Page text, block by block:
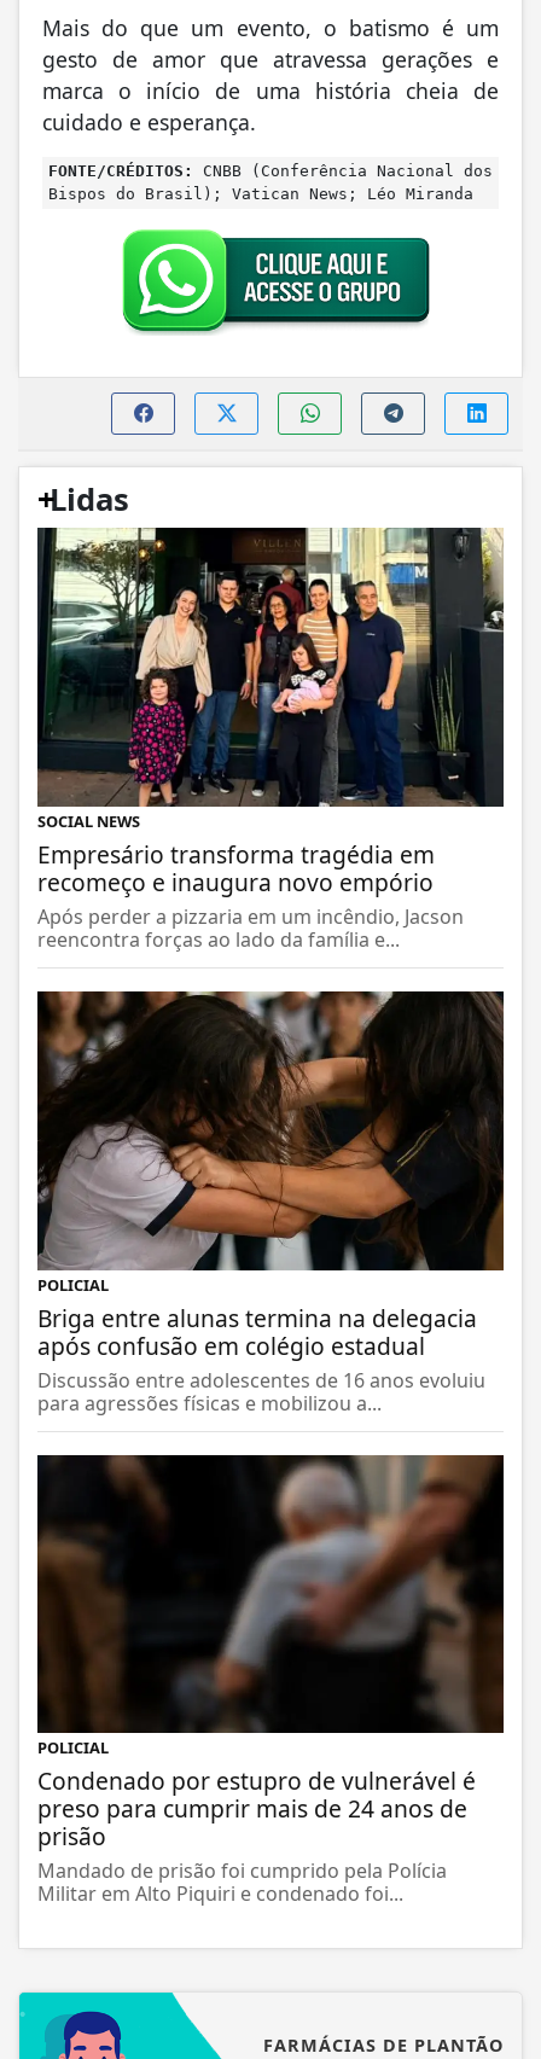
Mais do que um evento, o batismo é um
gesto de amor que atravessa gerações e
marca o início de uma história cheia de
cuidado e esperança.
FONTE/CRÉDITOS:
CNBB (Conferência Nacional dos
Bispos do Brasil); Vatican News; Léo Miranda
+
Lidas
SOCIAL NEWS
Empresário transforma tragédia em
recomeço e inaugura novo empório
Após perder a pizzaria em um incêndio, Jacson
reencontra forças ao lado da família e...
POLICIAL
Briga entre alunas termina na delegacia
após confusão em colégio estadual
Discussão entre adolescentes de 16 anos evoluiu
para agressões físicas e mobilizou a...
POLICIAL
Condenado por estupro de vulnerável é
preso para cumprir mais de 24 anos de
prisão
Mandado de prisão foi cumprido pela Polícia
Militar em Alto Piquiri e condenado foi...
FARMÁCIAS DE PLANTÃO